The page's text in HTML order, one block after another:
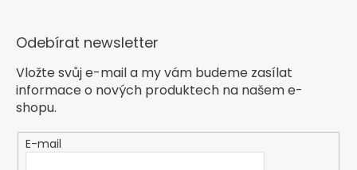
Odebírat newsletter
Vložte svůj e-mail a my vám budeme zasílat
informace o nových produktech na našem e-
shopu.
E-mail